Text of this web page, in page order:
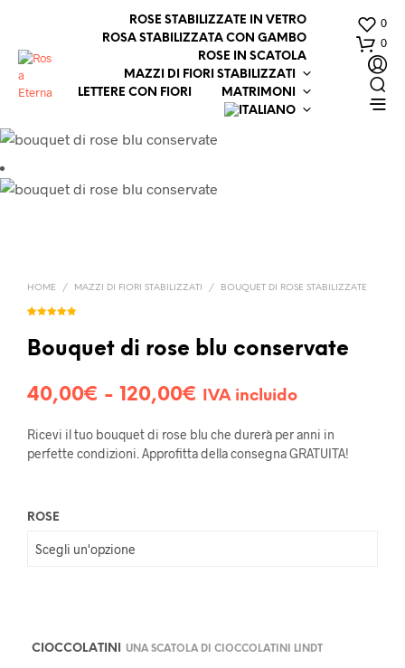
ROSE STABILIZZATE IN VETRO
ROSA STABILIZZATA CON GAMBO
ROSE IN SCATOLA
MAZZI DI FIORI STABILIZZATI
LETTERE CON FIORI
MATRIMONI
0
0
HOME / MAZZI DI FIORI STABILIZZATI / BOUQUET DI ROSE STABILIZZATE
su base
di
Bouquet di rose blu conservate
40,00€ - 120,00€ Fascia
di
prezzo:
IVA incluido
Ricevi il tuo bouquet di rose blu che durerà per anni in
perfette condizioni. Approfitta della consegna GRATUITA!
ROSE
CIOCCOLATINI UNA SCATOLA DI CIOCCOLATINI LINDT